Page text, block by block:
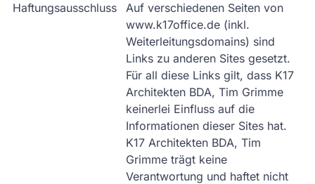
Haftungsausschluss
Auf verschiedenen Seiten von
www.k17office.de (inkl.
Weiterleitungsdomains) sind
Links zu anderen Sites gesetzt.
Für all diese Links gilt, dass K17
Architekten BDA, Tim Grimme
keinerlei Einfluss auf die
Informationen dieser Sites hat.
K17 Architekten BDA, Tim
Grimme trägt keine
Verantwortung und haftet nicht